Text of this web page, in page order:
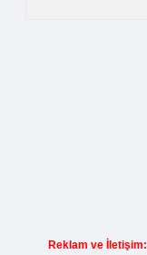
Reklam ve İletişim: